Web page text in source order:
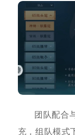
团队配合
充，组队模式